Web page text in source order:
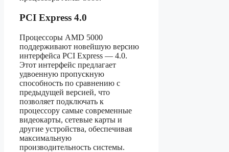
PCI Express 4.0
Процессоры AMD 5000
поддерживают новейшую версию
интерфейса PCI Express — 4.0.
Этот интерфейс предлагает
удвоенную пропускную
способность по сравнению с
предыдущей версией, что
позволяет подключать к
процессору самые современные
видеокарты, сетевые карты и
другие устройства, обеспечивая
максимальную
производительность системы.